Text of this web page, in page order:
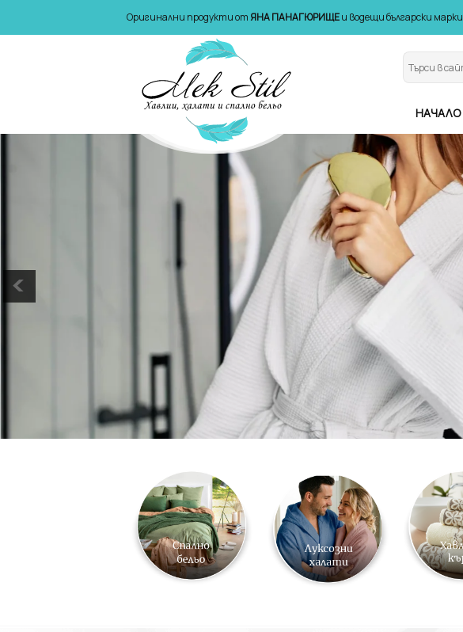
Оригинални продукти от ЯНА ПАНАГЮРИЩЕи водещи български марки
НАЧАЛО